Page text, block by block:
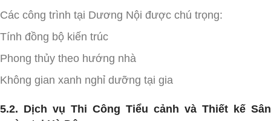
Các công trình tại Dương Nội được chú trọng:
Tính đồng bộ kiến trúc
Phong thủy theo hướng nhà
Không gian xanh nghỉ dưỡng tại gia
5.2. Dịch vụ Thi Công Tiểu cảnh và Thiết kế Sân